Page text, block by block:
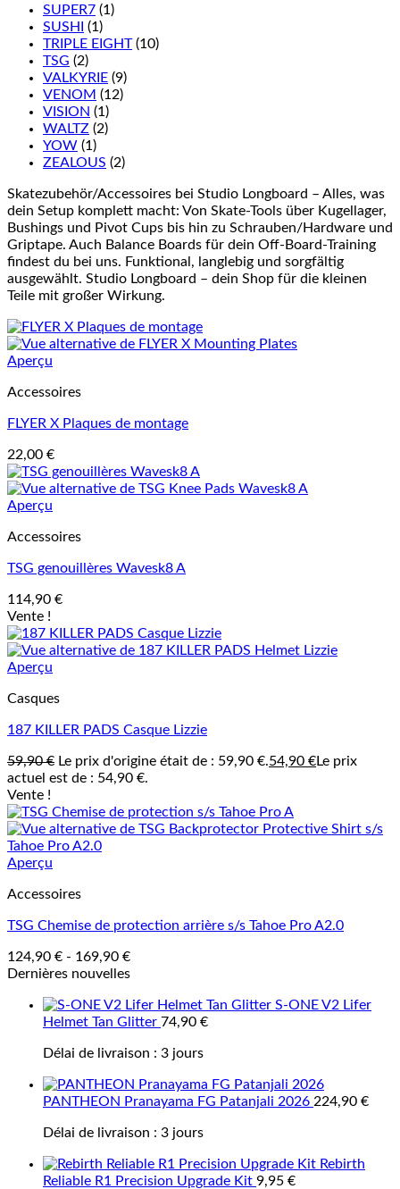
SUPER7 (1)
SUSHI
(1)
TRIPLE EIGHT (10)
TSG (2)
VALKYRIE (9)
VENOM (12)
VISION (1)
WALTZ (2)
YOW (1)
ZEALOUS (2)
Skatezubehör/Accessoires bei Studio Longboard – Alles, was
dein Setup komplett macht: Von Skate-Tools über Kugellager,
Bushings und Pivot Cups bis hin zu Schrauben/Hardware und
Griptape. Auch Balance Boards für dein Off-Board-Training
findest du bei uns. Funktional, langlebig und sorgfältig
ausgewählt. Studio Longboard – dein Shop für die kleinen
Teile mit großer Wirkung.
Aperçu
Accessoires
FLYER X Plaques de montage
22,00 €
Aperçu
Accessoires
TSG genouillères Wavesk8 A
114,90 €
Vente !
Aperçu
Casques
187 KILLER PADS Casque Lizzie
59,90€ Le prix d'origine était de : 59,90 €.54,90 €Le prix
actuel est de : 54,90 €.
Vente !
Aperçu
Accessoires
TSG Chemise de protection arrière s/s Tahoe Pro A2.0
124,90 € - 169,90 €
Dernières nouvelles
S-ONE V2 Lifer
Helmet Tan Glitter 74,90 €
Délai de livraison : 3 jours
PANTHEON Pranayama FG Patanjali 2026 224,90 €
Délai de livraison : 3 jours
Rebirth
Reliable R1 Precision Upgrade Kit 9,95 €